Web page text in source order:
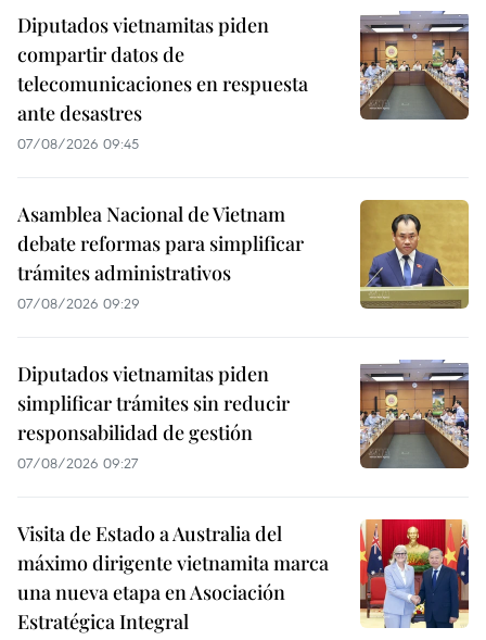
Diputados vietnamitas piden
compartir datos de
telecomunicaciones en respuesta
ante desastres
07/08/2026 09:45
Asamblea Nacional de Vietnam
debate reformas para simplificar
trámites administrativos
07/08/2026 09:29
Diputados vietnamitas piden
simplificar trámites sin reducir
responsabilidad de gestión
07/08/2026 09:27
Visita de Estado a Australia del
máximo dirigente vietnamita marca
una nueva etapa en Asociación
Estratégica Integral